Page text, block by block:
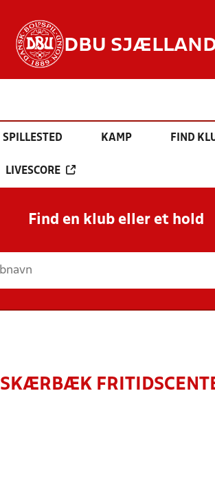
DBU
SPILLESTED KAMP FIND
LIVESCORE
Find en klub eller et hold
SKÆRBÆK